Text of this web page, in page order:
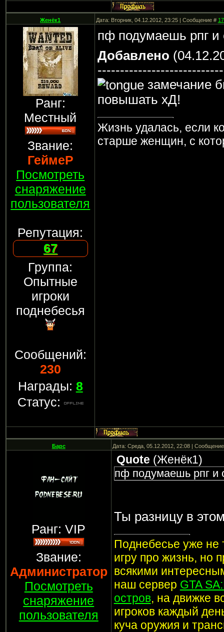
Женёк1 Дата: Вторник, 04.12.2012, 23:25 | Сообщение #17
Ранг:
Местный
Звание:
ГеймеР
Посмотреть
снаряжение
пользователя
Репутация:
67
Группа:
Опытные
игроки
поднебесья
Сообщений:
230
Награды: 8
Статус:
пф подумаешь рпг и
Добавлено
замечание
повышать хД!
Жизнь удалась, если
старше женщин, с
Барс Дата: Среда, 05.12.2012, 22:08 |
Ранг: VIP
Звание:
Администратор
Посмотреть
снаряжение
пользователя
Quote (Женёк1)
пф подумаешь рпг и
Ты разницу в
Поднебесье уже не
игру про жизнь, но
всякими
наш сервер GTA
остров, на движке
игроков каждый
куча оружия и